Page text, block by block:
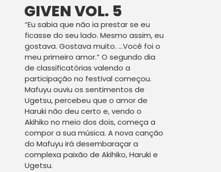
GIVEN VOL. 5
“Eu sabia que não ia prestar se eu
ficasse do seu lado. Mesmo assim, eu
gostava. Gostava muito. …Você foi o
meu primeiro amor.” O segundo dia
de classificatórias valendo a
participação no festival começou.
Mafuyu ouviu os sentimentos de
Ugetsu, percebeu que o amor de
Haruki não deu certo e, vendo o
Akihiko no meio dos dois, começa a
compor a sua música. A nova canção
do Mafuyu irá desembaraçar a
complexa paixão de Akihiko, Haruki e
Ugetsu.